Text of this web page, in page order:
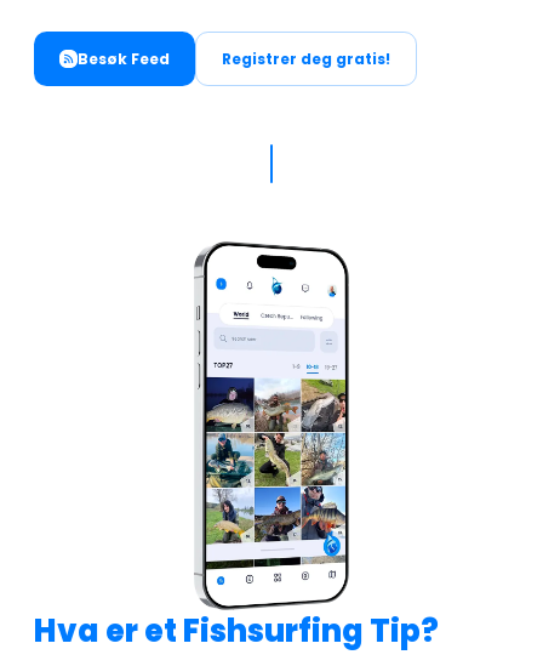
Besøk Feed Registrer deg gratis!
Hva er et Fishsurfing Tip?